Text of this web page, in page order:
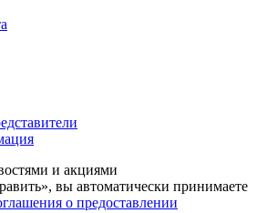
и акциями
вы автоматически принимаете
о предоставлении